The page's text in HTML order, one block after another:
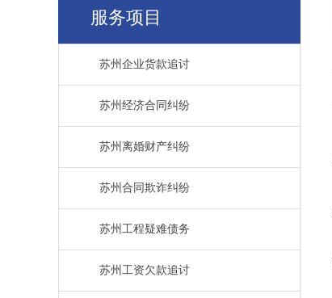
服务项目
苏州企业货款追讨
苏州经济合同纠纷
苏州离婚财产纠纷
苏州合同欺诈纠纷
苏州工程疑难债务
苏州工资欠款追讨